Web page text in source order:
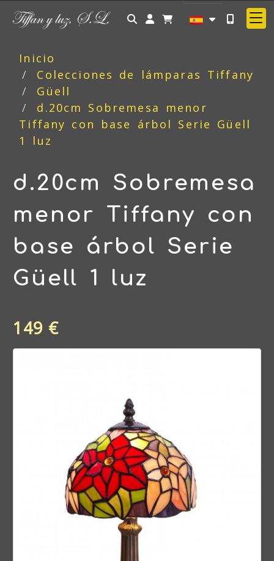
Identifícate
Inicio
Colecciones de lámparas Tiffany
Güell
d.20cm Sobremesa menor
Tiffany con base árbol Serie Güell
1 luz
d.20cm Sobremesa
menor Tiffany con
base árbol Serie
Güell 1 luz
149 €